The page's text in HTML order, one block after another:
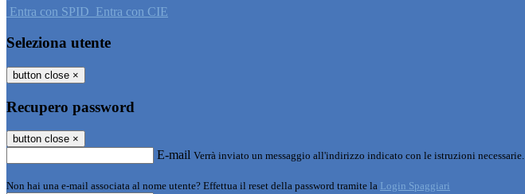
Entra con SPID Entra con CIE
Seleziona utente
button close ×
Recupero password
button close ×
E-mail Verrà inviato un messaggio all'indirizzo indicato con le istruzioni necessarie.
Non hai una e-mail associata al nome utente? Effettua il reset della password tramite la Login Spaggiari